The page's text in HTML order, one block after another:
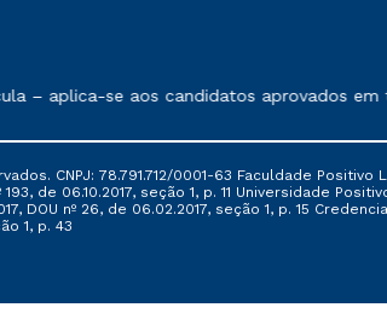
prestação de serviços
se aos candidatos aprovados em
CNPJ: 78.791.712/0001-63 Faculdade Positivo
de 06.10.2017, seção 1, p. 11 Universidade
DOU nº 26, de 06.02.2017, seção 1, p. 15
1, p. 43